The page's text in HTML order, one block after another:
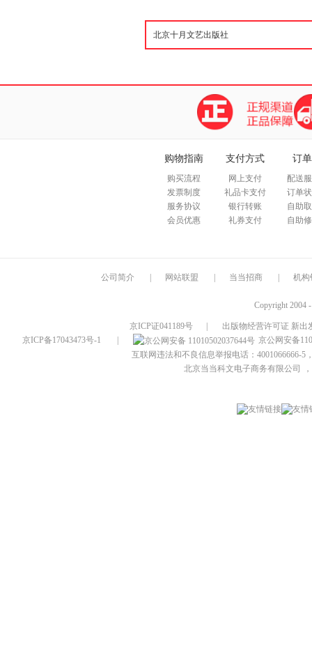
购物指南
购买流程
发票制度
服务协议
会员优惠
支付方式
网上支付
礼品卡支付
银行转账
礼券支付
订
配送
订单
自助
自助
公司简介 网站联盟 当当招商 机构
Copyright 2004
京ICP证041189号
出版物经营许可证 新出
京ICP备17043473号-1
京公网安备
互联网违法和不良信息举报电话：4001066666-5
北京当当科文电子商务有限公司